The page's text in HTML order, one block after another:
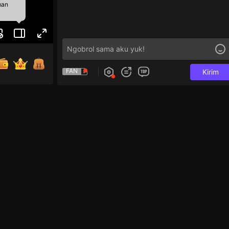
FAN Kirim